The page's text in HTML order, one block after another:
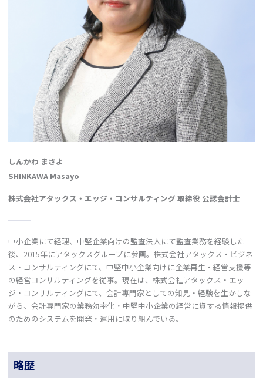
しんかわ まさよ
SHINKAWA Masayo
株式会社アタックス・エッジ・コンサルティング 取締役 公認会計士
中小企業にて経理、中堅企業向けの監査法人にて監査業務を経験した
後、2015年にアタックスグループに参画。株式会社アタックス・ビジネ
ス・コンサルティングにて、中堅中小企業向けに企業再生・経営支援等
の経営コンサルティングを従事。現在は、株式会社アタックス・エッ
ジ・コンサルティングにて、会計専門家としての知見・経験を生かしな
がら、会計専門家の業務効率化・中堅中小企業の経営に資する情報提供
のためのシステムを開発・運用に取り組んでいる。
略歴